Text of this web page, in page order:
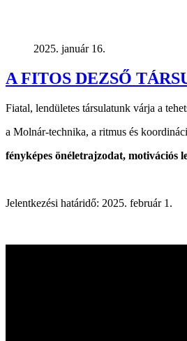
2025. január 16.
A FITOS DEZSŐ
Fiatal, lendületes társulatunk várja a
a Molnár-technika, a ritmus és
fényképes önéletrajzodat, motivációs
Jelentkezési határidő: 2025. február 1.